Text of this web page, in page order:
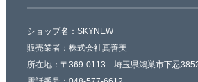
ショップ名：SKYNEW
販売業者：株式会社真善美
所在地：〒369-0113 埼玉県鴻巣市下忍